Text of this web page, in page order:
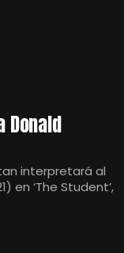
Donald
interpretará al
en ‘The Student’,